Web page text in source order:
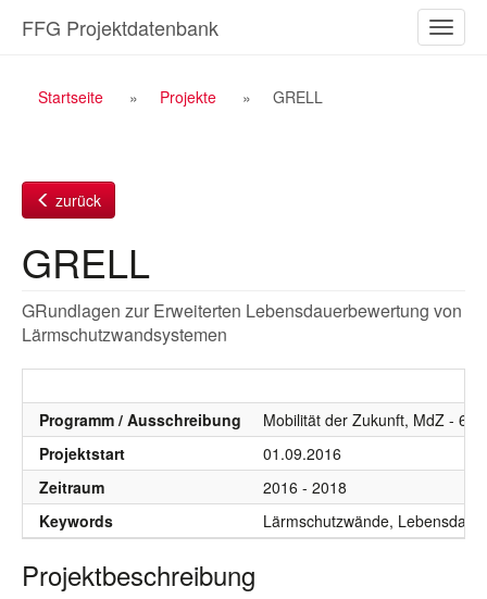
Inhalt
ein-/
FFG Projektdatenbank
Breadcrumb
Startseite Projekte GRELL
zurück
GRELL
GRundlagen zur Erweiterten Lebensdauerbewertung von
Lärmschutzwandsystemen
Programm / Ausschreibung
Mobilität der Zukunft, MdZ - 6.
Projektstart
01.09.2016
Zeitraum
2016 - 2018
Keywords
Lärmschutzwände,
Projektbeschreibung